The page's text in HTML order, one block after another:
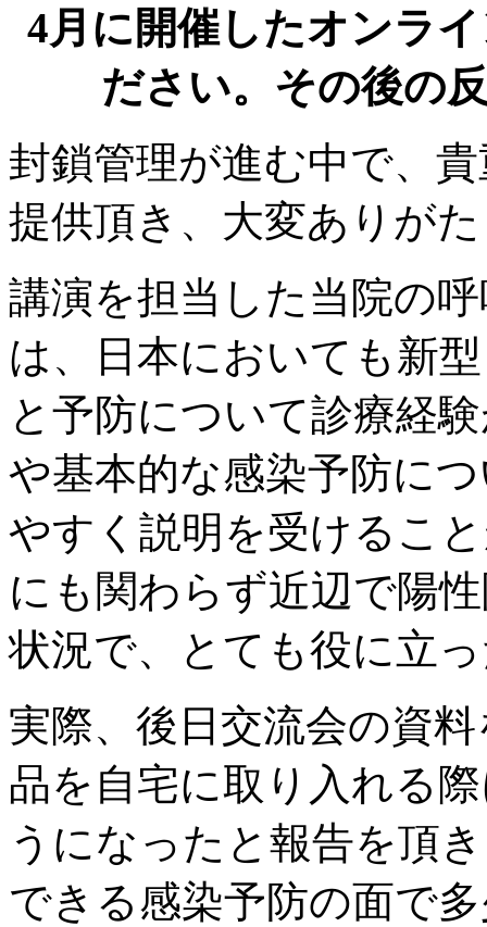
4月に開催したオンラ
ださい。その後の
封鎖管理が進む中で、
提供頂き、大変ありが
講演を担当した当院の
は、日本においても新
と予防について診療経
や基本的な感染予防に
やすく説明を受けるこ
にも関わらず近辺で陽
状況で、とても役に立
実際、後日交流会の資
品を自宅に取り入れる
うになったと報告を頂
できる感染予防の面で